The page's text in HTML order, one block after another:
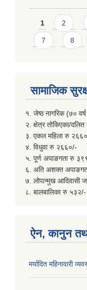
Pages
1 2
7 8
सामाजिक
१. जेष्ठ नागरिक (७०
२. क्षेत्र तोकिएका/
३. एकल महिला रु
४. विधुवा रु २६६०/-
५. पूर्ण अपाङगता रु
६. अति अशक्त
७. लोपान्मुख आदिवासी
८. बालबालिका रु ५३२/-
ऐन, कानुन
मर्यादित महिनावारी